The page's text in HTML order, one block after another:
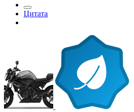
Цитата